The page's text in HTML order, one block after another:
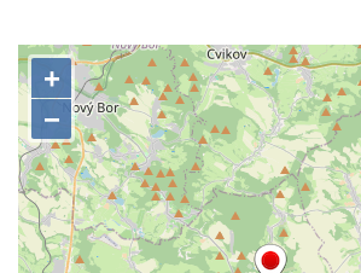
Charlottin most přes Mlýnský potok v
zámeckém parku Veltrusy
Masarykův most v Kralupech nad Vltavou
Krytý dřevěný silniční most přes Ohři v
Radošově
Zastřešená lávka v Čermákových sadech v
Rakovníku